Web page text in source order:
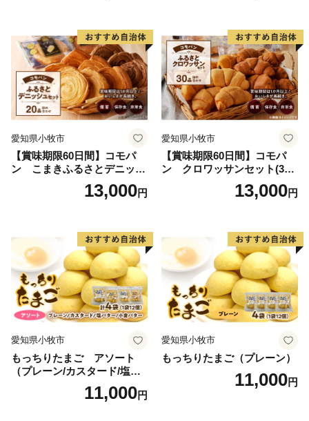
愛知県小牧市
【賞味期限60日間】コモパ
ン こまきふるさとデニッシ
ュセット（20個入り）／災害
用備蓄 保存食 非常食 防災グ
13,000円
愛知県小牧市
【賞味期限60日間】コモパ
ン クロワッサンセット(30
個入り)／災害用備蓄 保存食
非常食 防災グッズにも
13,000円
愛知県小牧市
もっちりたまご アソート
（プレーン/カスタード/塩バ
ター/小倉バター）11,000円
愛知県小牧市
もっちりたまご（プレーン）
11,000円